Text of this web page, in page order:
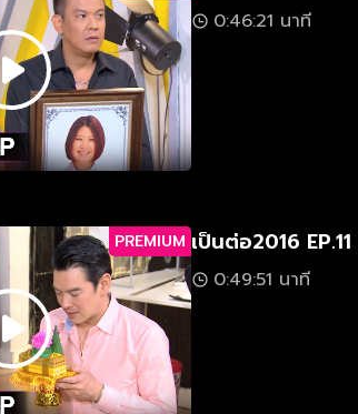
0:46:21 นาที
PREMIUM เป็นต่อ2016 EP.11
0:49:51 นาที